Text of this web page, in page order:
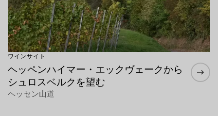
ワインサイト
ヘッペンハイマー・エックヴェークから
シュロスベルクを望む
ヘッセン山道